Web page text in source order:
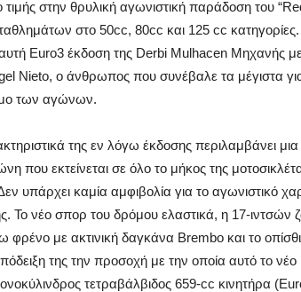
τιμής στην θρυλική αγωνιστική παράδοση του
στο 50cc, 80cc και 125 cc
Euro3 έκδοση της Derbi Mulhacen Μηχανής
Nieto, ο άνθρωπος που συνέβαλε τα μέγιστα
των αγώνων.
της εν λόγω έκδοσης περιλαμβάνει
που εκτείνεται σε όλο το μήκος της
υπάρχει καμία αμφιβολία για το αγωνιστικό
Το νέο σπορ του δρόμου ελαστικά, η 17-ιντσών
φρένο με ακτινική δαγκάνα Brembo και το
της την προσοχή με την οποία αυτό το νέο
τετραβάλβιδος 659-cc κινητήρα